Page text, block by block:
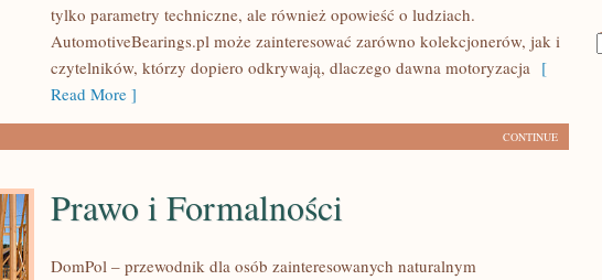
SPOTKANIA
KLASYKÓW
tylko parametry techniczne, ale również opowieść o ludziach.
AutomotiveBearings.pl może zainteresować zarówno kolekcjonerów, jak i
czytelników, którzy dopiero odkrywają, dlaczego dawna motoryzacja [
Read More ]
CONTINUE
Prawo i Formalności
DomPol – przewodnik dla osób zainteresowanych naturalnym